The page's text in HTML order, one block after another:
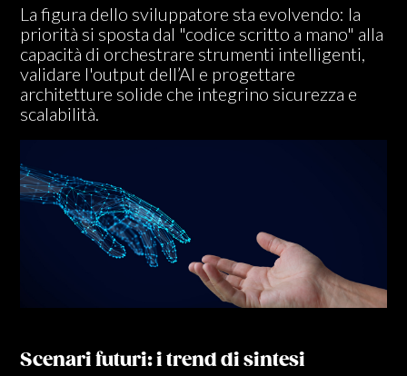
La figura dello sviluppatore sta evolvendo: la
priorità si sposta dal "codice scritto a mano" alla
capacità di orchestrare strumenti intelligenti,
validare l'output dell’AI e progettare
architetture solide che integrino sicurezza e
scalabilità.
Scenari futuri: i trend di sintesi